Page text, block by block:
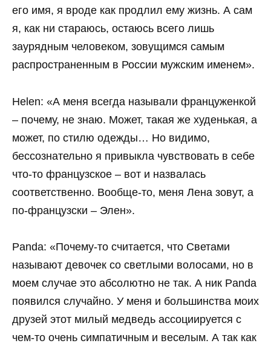
его имя, я вроде как продлил ему жизнь. А сам
я, как ни стараюсь, остаюсь всего лишь
заурядным человеком, зовущимся самым
распространенным в России мужским именем».
Helen: «А меня всегда называли француженкой
– почему, не знаю. Может, такая же худенькая, а
может, по стилю одежды… Но видимо,
бессознательно я привыкла чувствовать в себе
что-то французское – вот и назвалась
соответственно. Вообще-то, меня Лена зовут, а
по-французски – Элен».
Panda: «Почему-то считается, что Светами
называют девочек со светлыми волосами, но в
моем случае это абсолютно не так. А ник Panda
появился случайно. У меня и большинства моих
друзей этот милый медведь ассоциируется с
чем-то очень симпатичным и веселым. А так как